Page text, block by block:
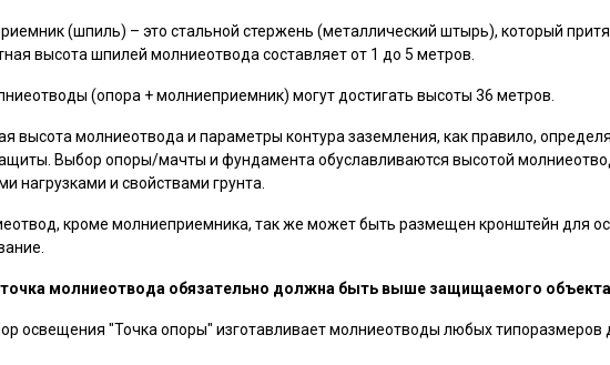
(шпиль) – это стальной стержень (металлический штырь), который
высота шпилей молниеотвода составляет от 1 до 5 метров.
(опора + молниеприемник) могут достигать высоты 36 метров.
высота молниеотвода и параметры контура заземления, как правило,
Выбор опоры/мачты и фундамента обуславливаются высотой
нагрузками и свойствами грунта.
кроме молниеприемника, так же может быть размещен кронштейн для
точка молниеотвода обязательно должна быть выше защищаемого
освещения "Точка опоры" изготавливает молниеотводы любых типоразмеров